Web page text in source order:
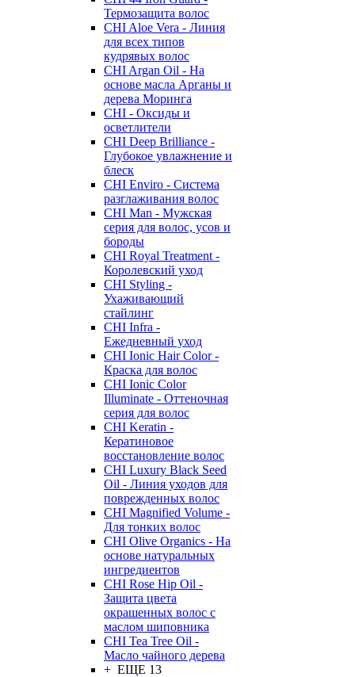
Термозащита волос
CHI Aloe Vera - Линия
для всех типов
кудрявых волос
CHI Argan Oil - На
основе масла Арганы и
дерева Моринга
CHI - Оксиды и
осветлители
CHI Deep Brilliance -
Глубокое увлажнение и
блеск
CHI Enviro - Система
разглаживания волос
CHI Man - Мужская
серия для волос, усов и
бороды
CHI Royal Treatment -
Королевский уход
CHI Styling -
Ухаживающий
стайлинг
CHI Infra -
Ежедневный уход
CHI Ionic Hair Color -
Краска для волос
CHI Ionic Color
Illuminate - Оттеночная
серия для волос
CHI Keratin -
Кератиновое
восстановление волос
CHI Luxury Black Seed
Oil - Линия уходов для
поврежденных волос
CHI Magnified Volume -
Для тонких волос
CHI Olive Organics - На
основе натуральных
ингредиентов
CHI Rose Hip Oil -
Защита цвета
окрашенных волос с
маслом шиповника
CHI Tea Tree Oil -
Масло чайного дерева
+ ЕЩЕ 13